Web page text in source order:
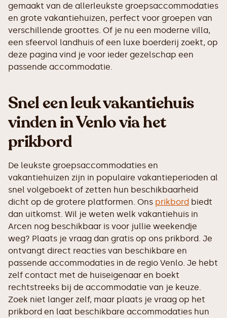
gemaakt van de allerleukste groepsaccommodaties
en grote vakantiehuizen, perfect voor groepen van
verschillende groottes. Of je nu een moderne villa,
een sfeervol landhuis of een luxe boerderij zoekt, op
deze pagina vind je voor ieder gezelschap een
passende accommodatie.
Snel een leuk vakantiehuis
vinden in Venlo via het
prikbord
De leukste groepsaccommodaties en
vakantiehuizen zijn in populaire vakantieperioden al
snel volgeboekt of zetten hun beschikbaarheid
dicht op de grotere platformen. Ons prikbord biedt
dan uitkomst. Wil je weten welk vakantiehuis in
Arcen nog beschikbaar is voor jullie weekendje
weg? Plaats je vraag dan gratis op ons prikbord. Je
ontvangt direct reacties van beschikbare en
passende accommodaties in de regio Venlo. Je hebt
zelf contact met de huiseigenaar en boekt
rechtstreeks bij de accommodatie van je keuze.
Zoek niet langer zelf, maar plaats je vraag op het
prikbord en laat beschikbare accommodaties hun